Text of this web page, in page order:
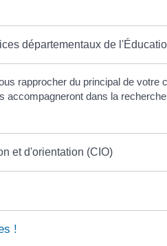
départementaux de
rapprocher du principal de votre
accompagneront dans la
et d'orientation (CIO)
!